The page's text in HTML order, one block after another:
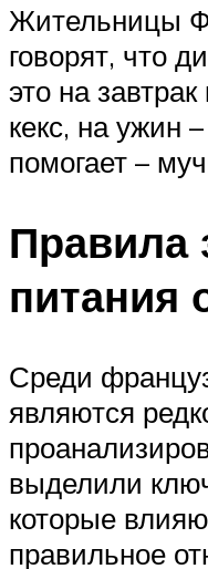
Жительницы
говорят, что
это на
кекс, на ужин
помогает –
Правила
питания
Среди
являются
выделили
которые
правильное